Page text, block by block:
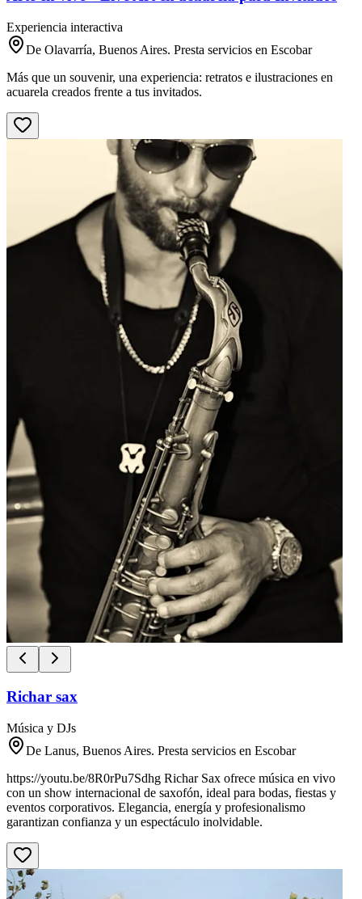
Experiencia interactiva
De Olavarría, Buenos Aires. Presta servicios en Escobar
Más que un souvenir, una experiencia: retratos e ilustraciones en
acuarela creados frente a tus invitados.
Richar sax
Música y DJs
De Lanus, Buenos Aires. Presta servicios en Escobar
https://youtu.be/8R0rPu7Sdhg Richar Sax ofrece música en vivo
con un show internacional de saxofón, ideal para bodas, fiestas y
eventos corporativos. Elegancia, energía y profesionalismo
garantizan confianza y un espectáculo inolvidable.